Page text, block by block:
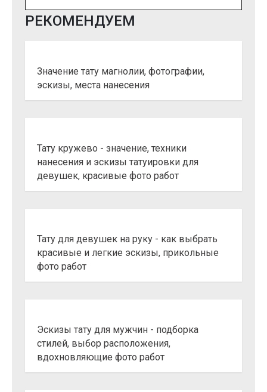
РЕКОМЕНДУЕМ
Значение тату магнолии, фотографии,
эскизы, места нанесения
Тату кружево - значение, техники
нанесения и эскизы татуировки для
девушек, красивые фото работ
Тату для девушек на руку - как выбрать
красивые и легкие эскизы, прикольные
фото работ
Эскизы тату для мужчин - подборка
стилей, выбор расположения,
вдохновляющие фото работ